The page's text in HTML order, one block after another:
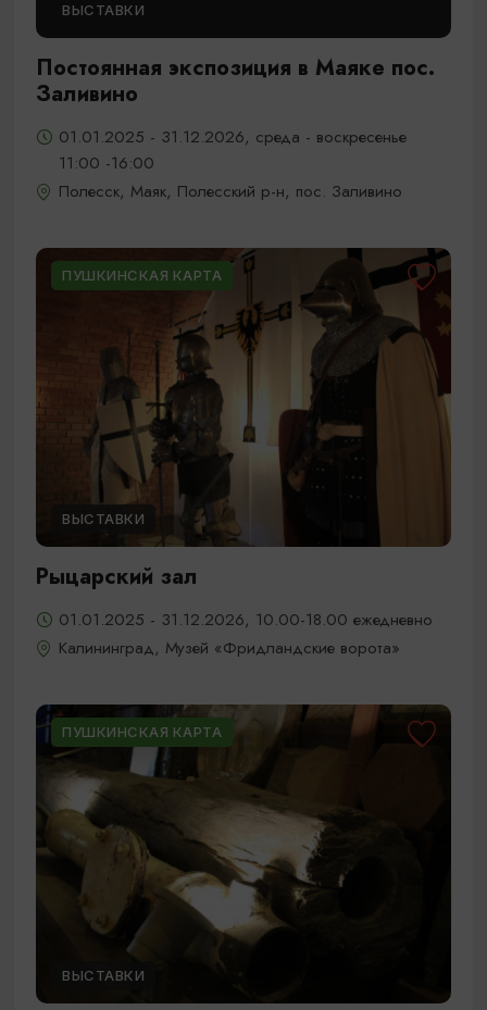
ВЫСТАВКИ
Постоянная экспозиция в Маяке пос.
Заливино
01.01.2025 - 31.12.2026, среда - воскресенье
11:00 -16:00
Полесск, Маяк, Полесский р-н, пос. Заливино
ПУШКИНСКАЯ КАРТА
ВЫСТАВКИ
Рыцарский зал
01.01.2025 - 31.12.2026, 10.00-18.00 ежедневно
Калининград, Музей «Фридландские ворота»
ПУШКИНСКАЯ КАРТА
ВЫСТАВКИ